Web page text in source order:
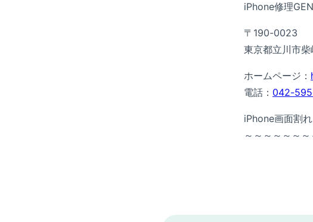
iPhone修理
〒190-0023
東京都立川市
ホームページ：
電話： 042-
iPhone画面割
～～～～～～